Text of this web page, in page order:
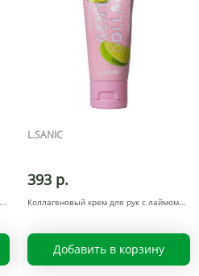
L.SANIC
393 р.
Коллагеновый крем для рук с лаймом
Добавить в корзину